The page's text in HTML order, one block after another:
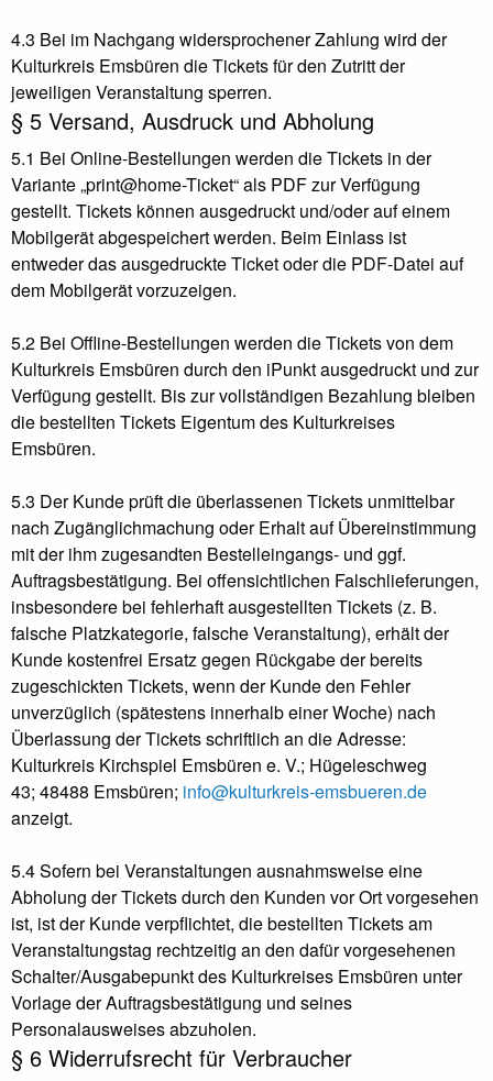
4.3 Bei im Nachgang widersprochener Zahlung wird der
Kulturkreis Emsbüren die Tickets für den Zutritt der
jeweiligen Veranstaltung sperren.
§ 5 Versand, Ausdruck und Abholung
5.1 Bei Online-Bestellungen werden die Tickets in der
Variante „print@home-Ticket“ als PDF zur Verfügung
gestellt. Tickets können ausgedruckt und/oder auf einem
Mobilgerät abgespeichert werden. Beim Einlass ist
entweder das ausgedruckte Ticket oder die PDF-Datei auf
dem Mobilgerät vorzuzeigen.
5.2 Bei Offline-Bestellungen werden die Tickets von dem
Kulturkreis Emsbüren durch den iPunkt ausgedruckt und zur
Verfügung gestellt. Bis zur vollständigen Bezahlung bleiben
die bestellten Tickets Eigentum des Kulturkreises
Emsbüren.
5.3 Der Kunde prüft die überlassenen Tickets unmittelbar
nach Zugänglichmachung oder Erhalt auf Übereinstimmung
mit der ihm zugesandten Bestelleingangs- und ggf.
Auftragsbestätigung. Bei offensichtlichen Falschlieferungen,
insbesondere bei fehlerhaft ausgestellten Tickets (z. B.
falsche Platzkategorie, falsche Veranstaltung), erhält der
Kunde kostenfrei Ersatz gegen Rückgabe der bereits
zugeschickten Tickets, wenn der Kunde den Fehler
unverzüglich (spätestens innerhalb einer Woche) nach
Überlassung der Tickets schriftlich an die Adresse:
Kulturkreis Kirchspiel Emsbüren e. V.; Hügeleschweg
43; 48488 Emsbüren; info@kulturkreis-emsbueren.de
anzeigt.
5.4 Sofern bei Veranstaltungen ausnahmsweise eine
Abholung der Tickets durch den Kunden vor Ort vorgesehen
ist, ist der Kunde verpflichtet, die bestellten Tickets am
Veranstaltungstag rechtzeitig an den dafür vorgesehenen
Schalter/Ausgabepunkt des Kulturkreises Emsbüren unter
Vorlage der Auftragsbestätigung und seines
Personalausweises abzuholen.
§ 6 Widerrufsrecht für Verbraucher